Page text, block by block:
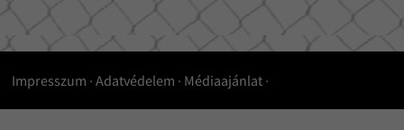
Impresszum · Adatvédelem · Médiaajánlat·